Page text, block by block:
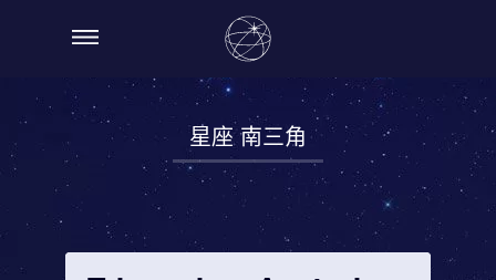
星座 南三角